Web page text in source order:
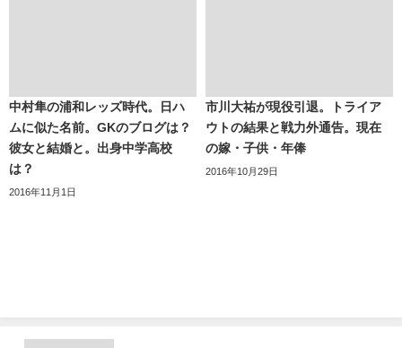
中村隼の浦和レッズ時代。日ハ
ムに似た名前。GKのブログは？
彼女と結婚と。出身中学高校
は？
2016年11月1日
市川大祐が現役引退。トライア
ウトの結果と戦力外通告。現在
の嫁・子供・年俸
2016年10月29日